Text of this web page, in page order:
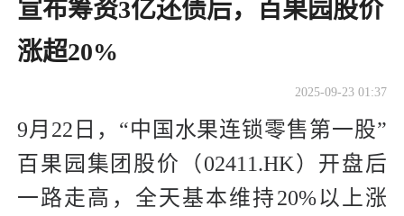
宣布筹资3亿还债后，百果园股价
涨超20%
2025-09-23 01:37
9月22日，“中国水果连锁零售第一股”
百果园集团股价（02411.HK）开盘后
一路走高，全天基本维持20%以上涨